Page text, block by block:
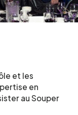
et les
en
au Souper